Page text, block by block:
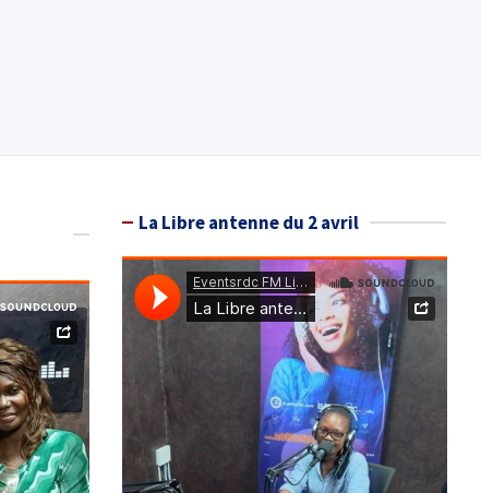
La Libre antenne du 2 avril